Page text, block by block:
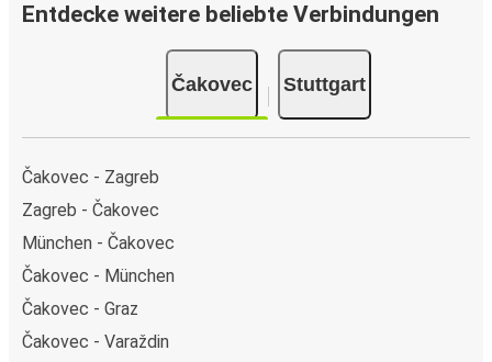
Entdecke weitere beliebte Verbindungen
Čakovec Stuttgart
Čakovec - Zagreb
Zagreb - Čakovec
München - Čakovec
Čakovec - München
Čakovec - Graz
Čakovec - Varaždin